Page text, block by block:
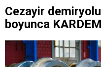
Cezayir demiryolu
boyunca